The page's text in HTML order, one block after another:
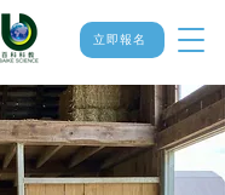
立即報名